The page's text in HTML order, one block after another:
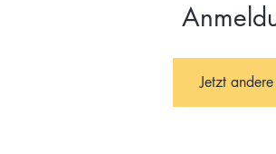
Jetzt